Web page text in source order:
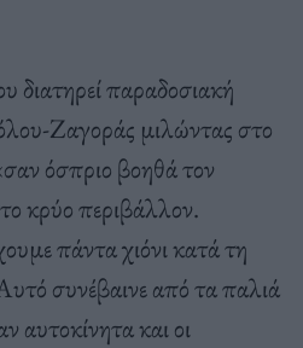
παραδοσιακή
Ζαγοράς μιλώντας στο
όσπριο βοηθά τον
κρύο περιβάλλον.
πάντα χιόνι κατά τη
συνέβαινε από τα παλιά
αυτοκίνητα και οι